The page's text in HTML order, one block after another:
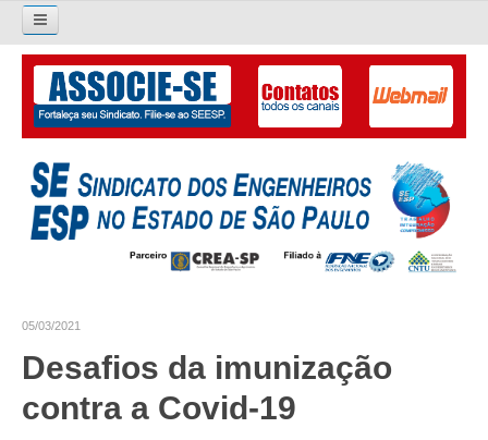
Pesquisar...
O SINDICATO
APRESENTAÇÃO
PALAVRA DO PRESIDENTE
05/03/2021
Desafios da imunização
contra a Covid-19